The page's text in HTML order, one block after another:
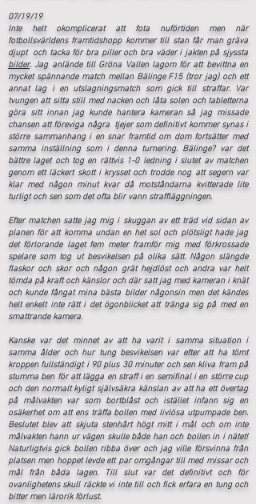
07/19/19​
Inte helt okomplicerat att fota nuförtiden men när
fotbollsvärldens framtidshopp kommer till stan får man gräva
djupt och tacka för bra piller och bra väder i jakten på sjyssta
bilder. Jag anlände till Gröna Vallen lagom för att bevittna en
mycket spännande match mellan Bälinge F15 (tror jag) och ett
annat lag i en utslagningsmatch som gick till straffar. Var
tvungen att sitta still med nacken och låta solen och tabletterna
göra sitt innan jag kunde hantera kameran så jag missade
chansen att föreviga några tjejer som definitivt kommer synas i
större sammanhang i en snar framtid om dom fortsätter med
samma inställning som i denna turnering. Bälinge? var det
bättre laget och tog en rättvis 1-0 ledning i slutet av matchen
genom ett läckert skott i krysset och trodde nog att segern var
klar med någon minut kvar då motståndarna kvitterade lite
turligt och sen som det ofta blir vann straffläggningen.
Efter matchen satte jag mig i skuggan av ett träd vid sidan av
planen för att komma undan en het sol och plötsligt hade jag
det förlorande laget fem meter framför mig med förkrossade
spelare som tog ut besvikelsen på olika sätt. Någon slängde
flaskor och skor och någon grät hejdlöst och andra var helt
tömda på kraft och känslor och där satt jag med kameran i knät
och kunde fångat mina bästa bilder någonsin men det kändes
helt enkelt inte rätt i det ögonblicket att tränga sig på med en
smattrande kamera.
Kanske var det minnet av att ha varit i samma situation i
samma ålder och hur tung besvikelsen var efter att ha tömt
kroppen fullständigt i 90 plus 30 minuter och sen kliva fram på
stumma ben för att lägga en straff i en semifinal i en större cup
och den normalt kyligt självsäkra känslan av att ha ett övertag
på målvakten var som bortblåst och istället infann sig en
osäkerhet om att ens träffa bollen med livlösa utpumpade ben.
Beslutet blev att skjuta stenhårt högt mitt i mål och om inte
målvakten hann ur vägen skulle både han och bollen in i nätet!
Naturligtvis gick bollen ribba över och jag ville försvinna från
platsen men hoppet levde ett par omgångar till med missar och
mål från båda lagen. Till slut var det definitivt och för
ovanlighetens skull räckte vi inte till och fick erfara en tung och
bitter men lärorik förlust.